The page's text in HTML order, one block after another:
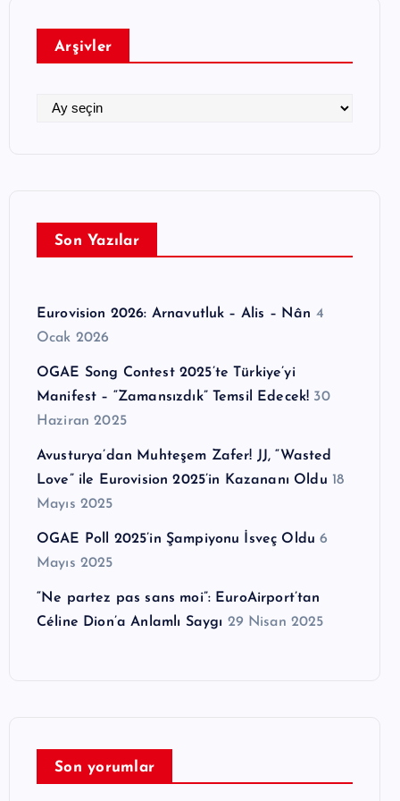
o
Arşivler
l
Son Yazılar
Eurovision 2026: Arnavutluk – Alis – Nân 4
Ocak 2026
OGAE Song Contest 2025’te Türkiye’yi
Manifest – “Zamansızdık” Temsil Edecek! 30
Haziran 2025
Avusturya’dan Muhteşem Zafer! JJ, “Wasted
Love” ile Eurovision 2025’in Kazananı Oldu 18
Mayıs 2025
OGAE Poll 2025’in Şampiyonu İsveç Oldu 6
Mayıs 2025
“Ne partez pas sans moi”: EuroAirport’tan
Céline Dion’a Anlamlı Saygı 29 Nisan 2025
Son yorumlar